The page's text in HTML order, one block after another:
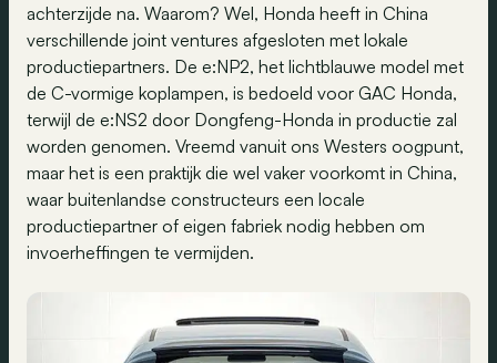
achterzijde na. Waarom? Wel, Honda heeft in China
verschillende joint ventures afgesloten met lokale
productiepartners. De e:NP2, het lichtblauwe model met
de C-vormige koplampen, is bedoeld voor GAC Honda,
terwijl de e:NS2 door Dongfeng-Honda in productie zal
worden genomen. Vreemd vanuit ons Westers oogpunt,
maar het is een praktijk die wel vaker voorkomt in China,
waar buitenlandse constructeurs een locale
productiepartner of eigen fabriek nodig hebben om
invoerheffingen te vermijden.